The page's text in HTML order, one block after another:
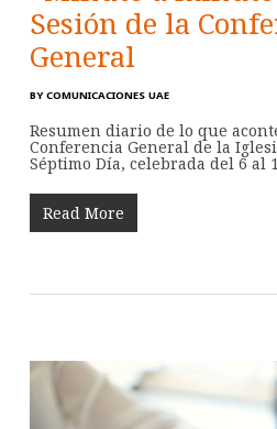
Sesión de la
General
BY COMUNICACIONES UAE
Resumen diario de lo que
Conferencia General de la
Séptimo Día, celebrada del 6 al
Read More